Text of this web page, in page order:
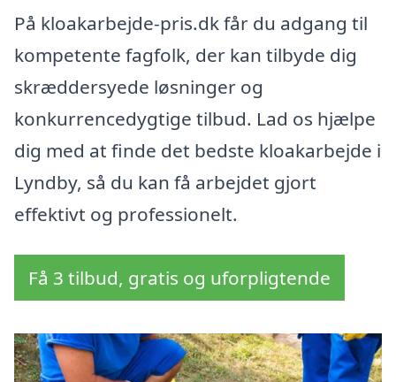
På kloakarbejde-pris.dk får du adgang til
kompetente fagfolk, der kan tilbyde dig
skræddersyede løsninger og
konkurrencedygtige tilbud. Lad os hjælpe
dig med at finde det bedste kloakarbejde i
Lyndby, så du kan få arbejdet gjort
effektivt og professionelt.
Få 3 tilbud, gratis og uforpligtende